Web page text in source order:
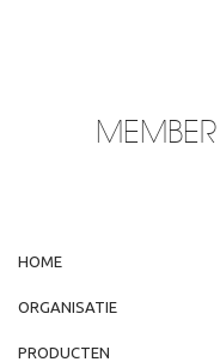
HOME
ORGANISATIE
PRODUCTEN